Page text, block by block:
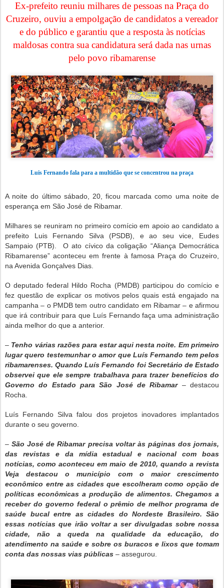
Ex-prefeito reuniu milhares de pessoas na Praça do
Cruzeiro, ouviu a empolgação de candidatos a vereador
e do público e garantiu que a resposta às notícias
maldosas contra sua candidatura será dada nas urnas
pelo povo ribamarense
Luis Fernando fala para a multidão que se concentrou na praça
A noite do último sábado, 20, ficou marcada como uma noite de
esperança em São José de Ribamar.
Milhares se reuniram no primeiro comício em apoio ao candidato a
prefeito Luis Fernando Silva (PSDB), e ao seu vice, Eudes
Sampaio (PTB). O ato cívico da coligação “Aliança Democrática
Ribamarense” aconteceu em frente à famosa Praça do Cruzeiro,
na Avenida Gonçalves Dias.
O deputado federal Hildo Rocha (PMDB) participou do comício e
fez questão de explicar os motivos pelos quais está engajado na
campanha – o PMDB tem outro candidato em Ribamar – e afirmou
que irá contribuir para que Luís Fernando faça uma administração
ainda melhor do que a anterior.
– Tenho várias razões para estar aqui nesta noite. Em primeiro
lugar quero testemunhar o amor que Luís Fernando tem pelos
ribamarenses. Quando Luís Fernando foi Secretário de Estado
observei que ele sempre trabalhava para trazer benefícios do
Governo do Estado para São José de Ribamar– destacou
Rocha.
Luís Fernando Silva falou dos projetos inovadores implantados
durante o seu governo.
–São José de Ribamar precisa voltar às páginas dos jornais,
das revistas e da mídia estadual e nacional com boas
notícias, como aconteceu em maio de 2010, quando a revista
Veja destacou o município com o maior crescimento
econômico entre as cidades que escolheram como opção de
políticas econômicas a produção de alimentos. Chegamos a
receber do governo federal o prêmio de melhor programa de
saúde bucal entre as cidades do Nordeste Brasileiro. São
essas notícias que irão voltar a ser divulgadas sobre nossa
cidade, não a queda na qualidade da educação, do
atendimento na saúde e sobre os buracos e lixos que tomam
conta das nossas vias públicas – assegurou.